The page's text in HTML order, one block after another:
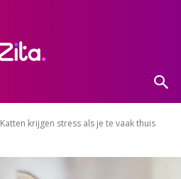
Katten krijgen stress als je te vaak thuis